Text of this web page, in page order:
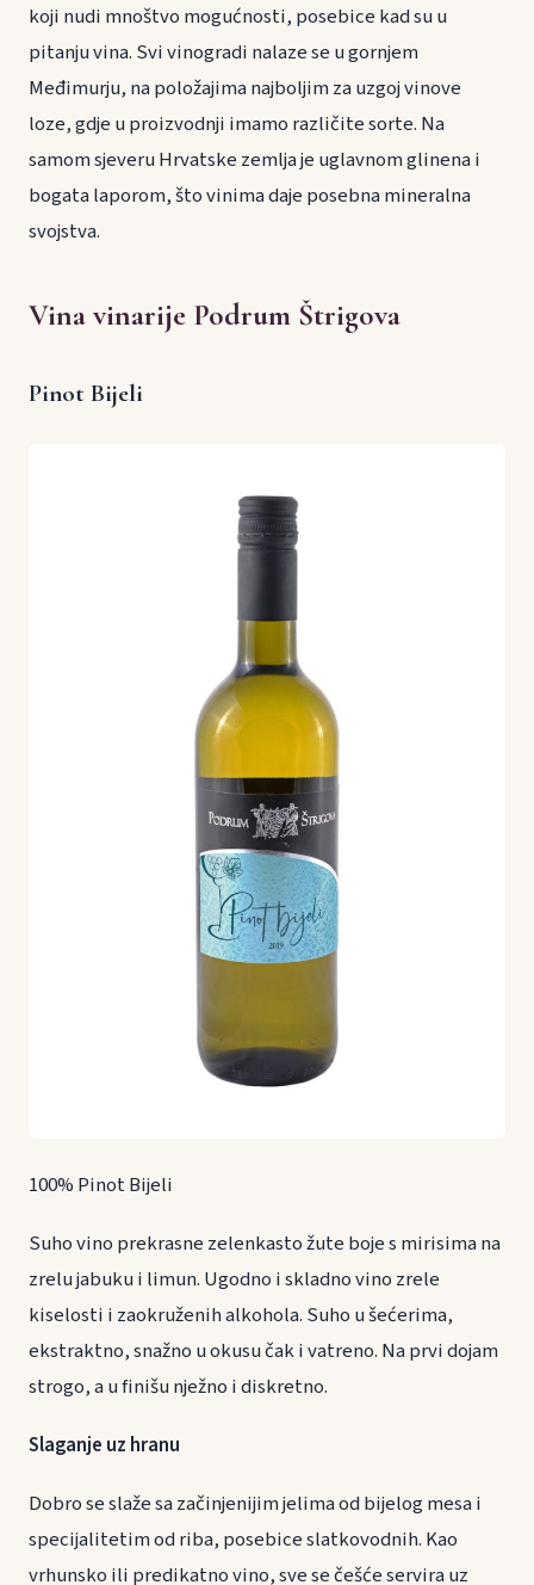
koji nudi mnoštvo mogućnosti, posebice kad su u
pitanju vina. Svi vinogradi nalaze se u gornjem
Međimurju, na položajima najboljim za uzgoj vinove
loze, gdje u proizvodnji imamo različite sorte. Na
samom sjeveru Hrvatske zemlja je uglavnom glinena i
bogata laporom, što vinima daje posebna mineralna
svojstva.
Vina vinarije Podrum Štrigova
Pinot Bijeli
100% Pinot Bijeli
Suho vino prekrasne zelenkasto žute boje s mirisima na
zrelu jabuku i limun. Ugodno i skladno vino zrele
kiselosti i zaokruženih alkohola. Suho u šećerima,
ekstraktno, snažno u okusu čak i vatreno. Na prvi dojam
strogo, a u finišu nježno i diskretno.
Slaganje uz hranu
Dobro se slaže sa začinjenijim jelima od bijelog mesa i
specijalitetim od riba, posebice slatkovodnih. Kao
vrhunsko ili predikatno vino, sve se češće servira uz